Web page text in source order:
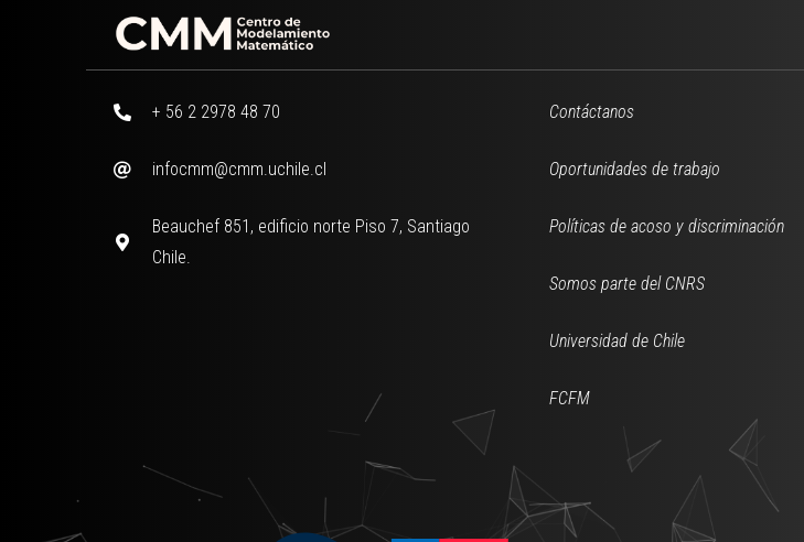
+ 56 2 2978 48 70
infocmm@cmm.uchile.cl
Beauchef 851, edificio norte Piso 7, Santiago
Chile.
Contáctanos
Oportunidades de trabajo
Políticas de acoso y discriminación
Somos parte del CNRS
Universidad de Chile
FCFM